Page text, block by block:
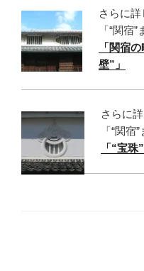
さらに詳
「“関宿
「関宿
壁”」
さらに
「“関宿
「“宝